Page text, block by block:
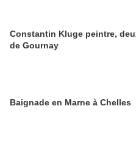
Constantin Kluge peintre,
de Gournay
Baignade en Marne à Chelles